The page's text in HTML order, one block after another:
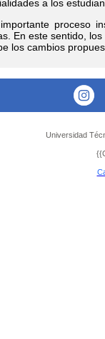
a los
proceso
En este sentido,
los cambios
Universidad